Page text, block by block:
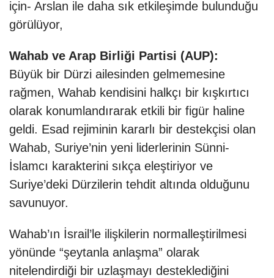
için- Arslan ile daha sık etkileşimde bulunduğu
görülüyor,
Wahab ve Arap Birliği Partisi (AUP):
Büyük bir Dürzi ailesinden gelmemesine
rağmen, Wahab kendisini halkçı bir kışkırtıcı
olarak konumlandırarak etkili bir figür haline
geldi. Esad rejiminin kararlı bir destekçisi olan
Wahab, Suriye’nin yeni liderlerinin Sünni-
İslamcı karakterini sıkça eleştiriyor ve
Suriye’deki Dürzilerin tehdit altında olduğunu
savunuyor.
Wahab’ın İsrail’le ilişkilerin normalleştirilmesi
yönünde “şeytanla anlaşma” olarak
nitelendirdiği bir uzlaşmayı desteklediğini